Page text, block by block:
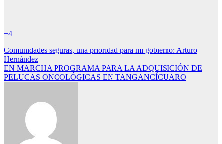
+4
Navegación
de
entradas
Comunidades seguras, una prioridad para mi gobierno: Arturo
Hernández
EN MARCHA PROGRAMA PARA LA ADQUISICIÓN DE
PELUCAS ONCOLÓGICAS EN TANGANCÍCUARO